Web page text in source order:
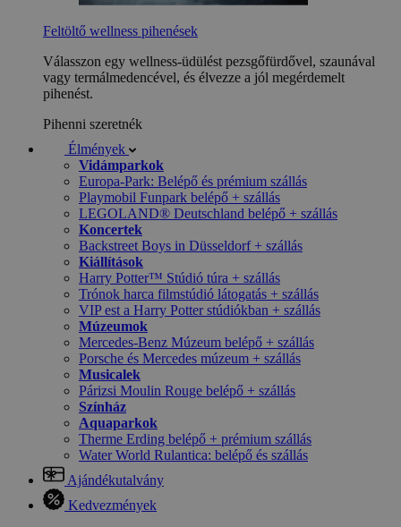
Feltöltő wellness pihenések
Válasszon egy wellness-üdülést pezsgőfürdővel, szaunával
vagy termálmedencével, és élvezze a jól megérdemelt
pihenést.
Pihenni szeretnék
Élmények
Vidámparkok
Europa-Park: Belépő és prémium szállás
Playmobil Funpark belépő + szállás
LEGOLAND® Deutschland belépő + szállás
Koncertek
Backstreet Boys in Düsseldorf + szállás
Kiállítások
Harry Potter™ Stúdió túra + szállás
Trónok harca filmstúdió látogatás + szállás
VIP est a Harry Potter stúdiókban + szállás
Múzeumok
Mercedes-Benz Múzeum belépő + szállás
Porsche és Mercedes múzeum + szállás
Musicalek
Párizsi Moulin Rouge belépő + szállás
Színház
Aquaparkok
Therme Erding belépő + prémium szállás
Water World Rulantica: belépő és szállás
Ajándékutalvány
Kedvezmények